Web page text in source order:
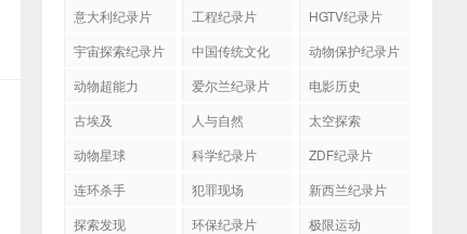
意大利纪录片
工程纪录片
HGTV纪录片
宇宙探索纪录片
中国传统文化
动物保护纪录片
动物超能力
爱尔兰纪录片
电影历史
古埃及
人与自然
太空探索
动物星球
科学纪录片
ZDF纪录片
连环杀手
犯罪现场
新西兰纪录片
探索发现
环保纪录片
极限运动